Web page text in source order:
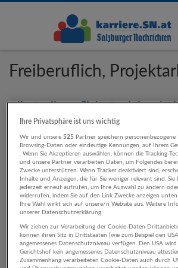
Freiberuflich,
Alle Freiberuflich,
An diesen Standorten sind
Projektarbeit-Jobs verfügbar
Salzburg
Für diese Anstellungsarten
Ihre Privatsphäre ist uns wichtig
Wir und unsere525 Partner speichern personenbezogene
Browsing-Daten oder eindeutige Kennungen, auf Ihrem
. Wenn Sie Akzeptieren auswählen, können die Tracking-
und unsere Partner verarbeiten Daten, um Folgendes
Zwecke unterstützen. Wenn Tracker deaktiviert sind,
Inhalte und Anzeigen, die für Sie weniger relevant sind. Sie
jederzeit erneut aufrufen, um Ihre Auswahl zu ändern
widerrufen, indem Sie auf den Link Zwecke anzeigen
Ihre Wahl wirkt sich auf unsere/n Website aus. Weitere
unserer Datenschutzerklärung.
Wir ziehen zur Verarbeitung der Cookie-Daten
können ihren Sitz in Drittstaaten (wie zum Beispiel den
angemessenes Datenschutzniveau verfügen. Den USA
Gerichtshof kein angemessenes Datenschutzniveau
Zusammenhang verarbeiteten Cookie-Daten auch durch